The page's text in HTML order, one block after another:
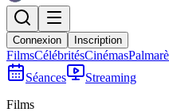
Connexion Inscription
FilmsCélébritésCinémas
Séances
Streaming
Films